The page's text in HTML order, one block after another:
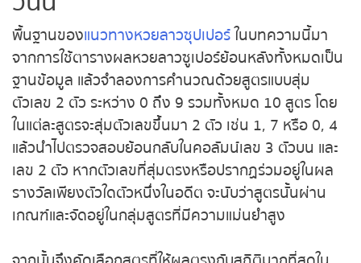
ถ่ายทอดสดหวยมาเลย์
ถ่ายทอดสดหวยญีปุ่น
ถ่ายทอดสดหวยไต้หวัน
ถ่ายทอดสดหวยกัมพูชา
วันนี้
พื้นฐานของแนวทางหวยลาวซุปเปอร์ในบทความนี้มา
จากการใช้ตารางผลหวยลาวซูเปอร์ย้อนหลังทั้งหมด
เป็นฐานข้อมูล แล้วจำลองการคำนวณด้วยสูตรแบบสุ่ม
ตัวเลข 2 ตัว ระหว่าง 0 ถึง 9 รวมทั้งหมด 10 สูตร
โดยในแต่ละสูตรจะสุ่มตัวเลขขึ้นมา 2 ตัว เช่น 1, 7 หรือ
0, 4 แล้วนำไปตรวจสอบย้อนกลับในคอลัมน์เลข 3 ตัว
บน และเลข 2 ตัว หากตัวเลขที่สุ่มตรงหรือปรากฏร่วม
อยู่ในผลรางวัลเพียงตัวใดตัวหนึ่งในอดีต จะนับว่าสูตร
นั้นผ่านเกณฑ์และจัดอยู่ในกลุ่มสูตรที่มีความแม่นยำสูง